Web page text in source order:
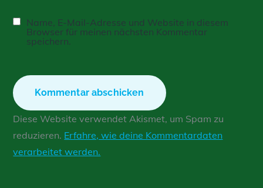
Name, E-Mail-Adresse und Website in diesem
Browser für meinen nächsten Kommentar
speichern.
Diese Website verwendet Akismet, um Spam zu
reduzieren. Erfahre, wie deine Kommentardaten
verarbeitet werden.